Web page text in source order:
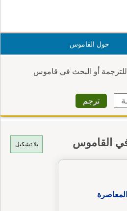
حول القاموس
أو البحث في قاموس
بلا تشكيل القاموس